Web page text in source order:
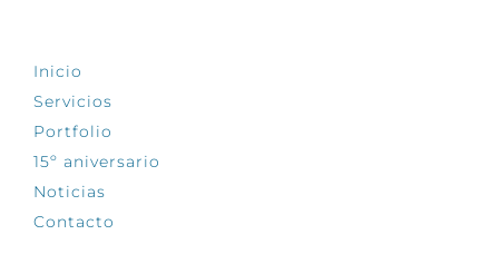
Inicio
Servicios
Portfolio
15º aniversario
Noticias
Contacto